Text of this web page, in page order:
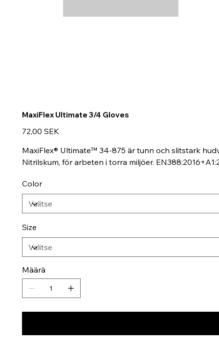
MaxiFlex Ultimate 3/4 Gloves
Hinta
72,00 SEK
MaxiFlex® Ultimate™ 34-875 är tunn och slitstark
Nitrilskum, för arbeten i torra miljöer.
Color
Size
Määrä